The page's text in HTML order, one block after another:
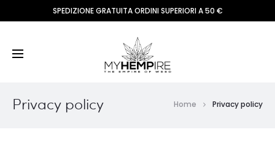
SPEDIZIONE GRATUITA ORDINI SUPERIORI A 50 €
Privacy policy Home Privacy policy